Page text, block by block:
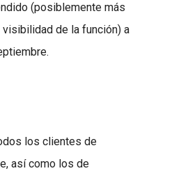
(posiblemente más
de la función) a
los clientes de
así como los de